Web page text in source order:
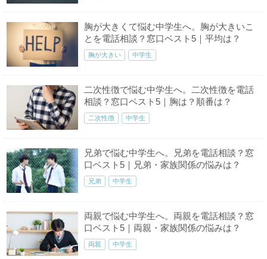
胸が大きくて悩む中学生へ。胸が大きいこ
とを電話相談？窓口ベスト5｜平均は？
胸が大きい 中学生
二次性徴で悩む中学生へ。二次性徴を電話
相談？窓口ベスト5｜胸は？順番は？
二次性徴 中学生
兄弟で悩む中学生へ。兄弟を電話相談？窓
口ベスト5｜兄弟・家族関係の悩みは？
兄弟 中学生
両親で悩む中学生へ。両親を電話相談？窓
口ベスト5｜両親・家族関係の悩みは？
両親 中学生